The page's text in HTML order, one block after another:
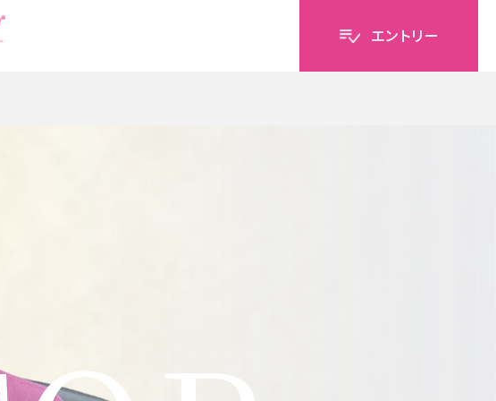
エントリー